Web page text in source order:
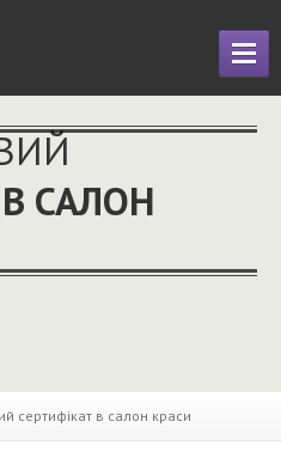
САЛОН
сертифікат в салон краси